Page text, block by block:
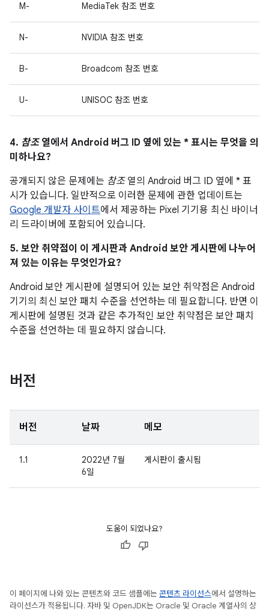
M- MediaTek 참조 번호
N- NVIDIA 참조 번호
B- Broadcom 참조 번호
U- UNISOC 참조 번호
4. 참조열에서 Android 버그 ID 옆에 있는 * 표시는 무엇을 의
미하나요?
공개되지 않은 문제에는 참조열의 Android 버그 ID 옆에 * 표
시가 있습니다. 일반적으로 이러한 문제에 관한 업데이트는
Google 개발자 사이트에서 제공하는 Pixel 기기용 최신 바이너
리 드라이버에 포함되어 있습니다.
5. 보안 취약점이 이 게시판과 Android 보안 게시판에 나누어
져 있는 이유는 무엇인가요?
Android 보안 게시판에 설명되어 있는 보안 취약점은 Android
기기의 최신 보안 패치 수준을 선언하는 데 필요합니다. 반면 이
게시판에 설명된 것과 같은 추가적인 보안 취약점은 보안 패치
수준을 선언하는 데 필요하지 않습니다.
버전
버전 날짜 메모
1.1
2022년 7월
6일
게시판이 출시됨
도움이 되었나요?
이 페이지에 나와 있는 콘텐츠와 코드 샘플에는 콘텐츠 라이선스에서 설명하는
라이선스가 적용됩니다. 자바 및 OpenJDK는 Oracle 및 Oracle 계열사의 상